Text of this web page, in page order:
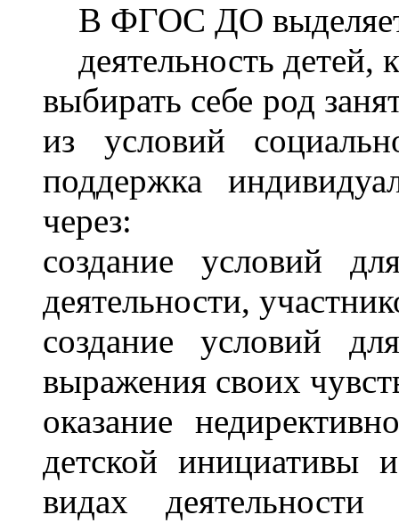
В ФГОС ДО
деятельность детей,
выбирать себе род
из условий
поддержка
через:
создание условий
деятельности,
создание условий
выражения своих
оказание
детской инициативы
видах деятельности